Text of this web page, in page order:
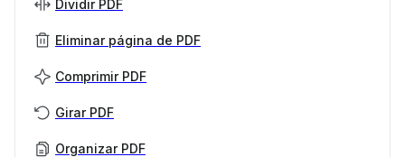
Dividir PDF
Eliminar página de PDF
Comprimir PDF
Girar PDF
Organizar PDF